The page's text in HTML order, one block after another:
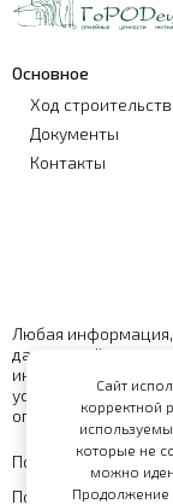
Основное
Ход
Документы
Контакты
Любая
данном сайте,
информационный
условиях не
определяемой
Политика
Политика
Сайт
корректной
которые не
можно
Продолжение